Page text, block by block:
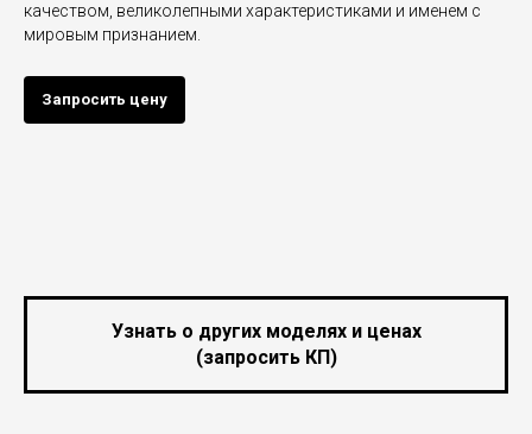
качеством, великолепными характеристиками и именем с
мировым признанием.
Запросить цену
Узнать о других моделях и ценах
(запросить КП)